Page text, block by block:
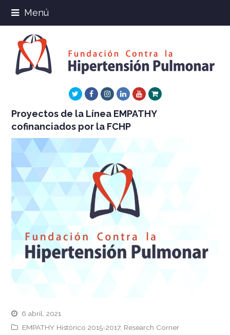
Menú
TwitterFacebookInstagram
LinkedInYoutube
Xing
Proyectos de la Línea EMPATHY
cofinanciados por la FCHP
6 abril, 2021
EMPATHY Histórico 2015-2017, Research Corner